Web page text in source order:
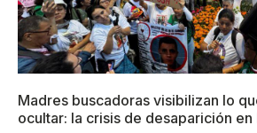
Madres buscadoras visibilizan lo
ocultar: la crisis de desaparición